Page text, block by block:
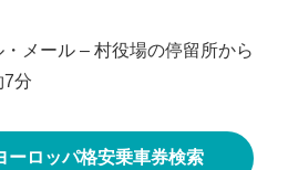
メール – 村役場の停留所から
7分
ーロッパ格安乗車券検索